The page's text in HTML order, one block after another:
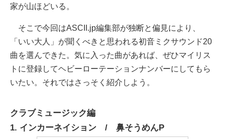
家が山ほどいる。
そこで今回はASCII.jp編集部が独断と偏見により、
「いい大人」が聞くべきと思われる初音ミクサウンド20
曲を選んできた。気に入った曲があれば、ぜひマイリス
トに登録してヘビーローテーションナンバーにしてもら
いたい。それではさっそく紹介しよう。
クラブミュージック編
1. インカーネイション / 鼻そうめんP